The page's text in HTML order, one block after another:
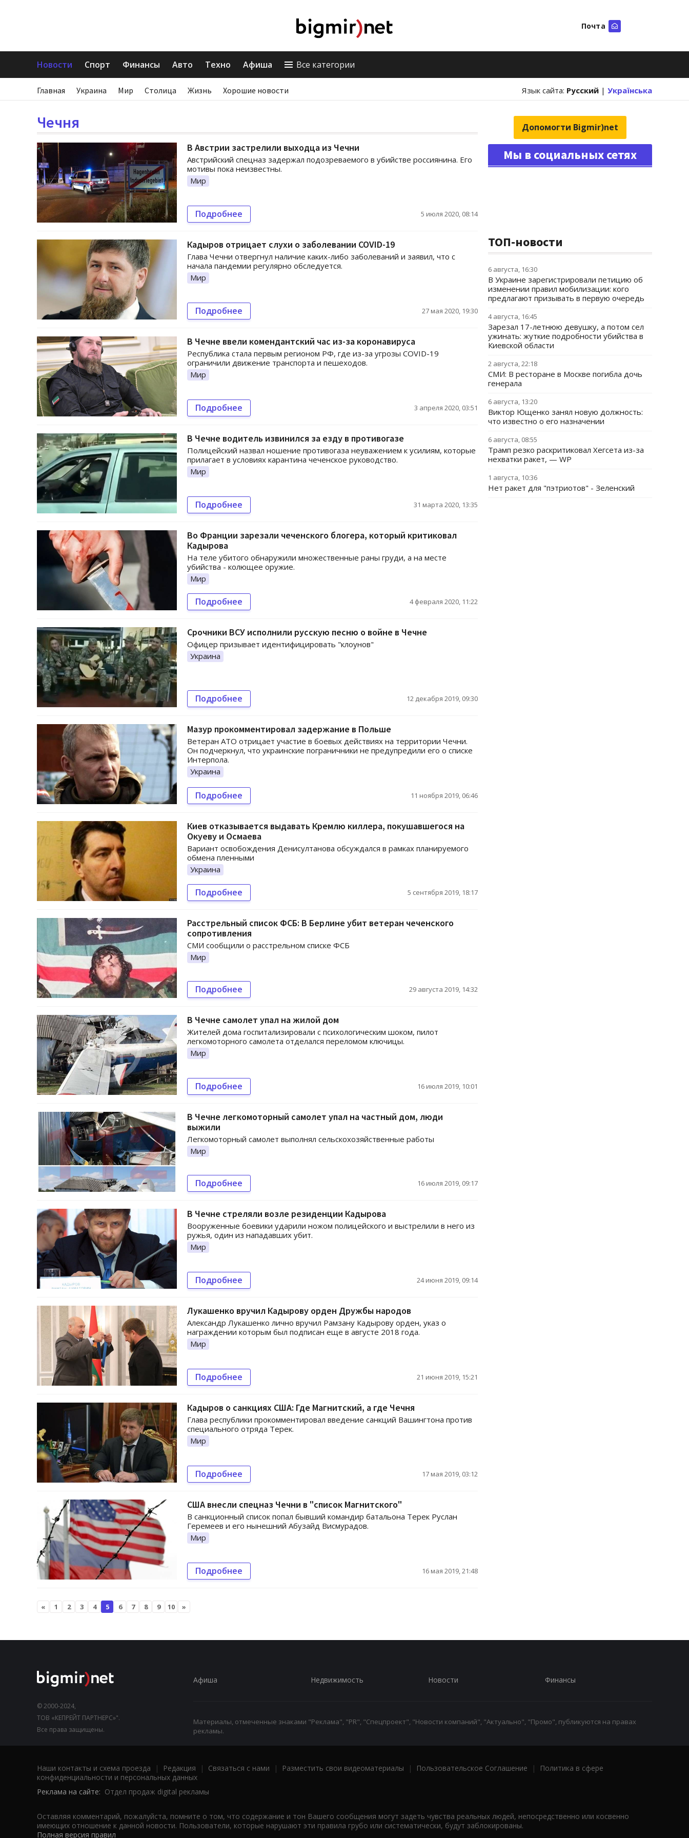
Почта
Новости Спорт Финансы Авто Техно Афиша Все категории
Главная Украина Мир Столица Жизнь Хорошие новости Язык сайта: Русский | Українська
Чечня
В Австрии застрелили выходца из Чечни
Австрийский спецназ задержал подозреваемого в убийстве россиянина. Его
мотивы пока неизвестны.
Мир
Подробнее 5 июля 2020, 08:14
Кадыров отрицает слухи о заболевании COVID-19
Глава Чечни отвергнул наличие каких-либо заболеваний и заявил, что с
начала пандемии регулярно обследуется.
Мир
Подробнее 27 мая 2020, 19:30
В Чечне ввели комендантский час из-за коронавируса
Республика стала первым регионом РФ, где из-за угрозы COVID-19
ограничили движение транспорта и пешеходов.
Мир
Подробнее 3 апреля 2020, 03:51
В Чечне водитель извинился за езду в противогазе
Полицейский назвал ношение противогаза неуважением к усилиям, которые
прилагает в условиях карантина чеченское руководство.
Мир
Подробнее 31 марта 2020, 13:35
Во Франции зарезали чеченского блогера, который критиковал
Кадырова
На теле убитого обнаружили множественные раны груди, а на месте
убийства - колющее оружие.
Мир
Подробнее 4 февраля 2020, 11:22
Срочники ВСУ исполнили русскую песню о войне в Чечне
Офицер призывает идентифицировать "клоунов"
Украина
Подробнее 12 декабря 2019, 09:30
Мазур прокомментировал задержание в Польше
Ветеран АТО отрицает участие в боевых действиях на территории Чечни.
Он подчеркнул, что украинские пограничники не предупредили его о списке
Интерпола.
Украина
Подробнее 11 ноября 2019, 06:46
Киев отказывается выдавать Кремлю киллера, покушавшегося на
Окуеву и Осмаева
Вариант освобождения Денисултанова обсуждался в рамках планируемого
обмена пленными
Украина
Подробнее 5 сентября 2019, 18:17
Расстрельный список ФСБ: В Берлине убит ветеран чеченского
сопротивления
СМИ сообщили о расстрельном списке ФСБ
Мир
Подробнее 29 августа 2019, 14:32
В Чечне самолет упал на жилой дом
Жителей дома госпитализировали с психологическим шоком, пилот
легкомоторного самолета отделался переломом ключицы.
Мир
Подробнее 16 июля 2019, 10:01
В Чечне легкомоторный самолет упал на частный дом, люди
выжили
Легкомоторный самолет выполнял сельскохозяйственные работы
Мир
Подробнее 16 июля 2019, 09:17
В Чечне стреляли возле резиденции Кадырова
Вооруженные боевики ударили ножом полицейского и выстрелили в него из
ружья, один из нападавших убит.
Мир
Подробнее 24 июня 2019, 09:14
Лукашенко вручил Кадырову орден Дружбы народов
Александр Лукашенко лично вручил Рамзану Кадырову орден, указ о
награждении которым был подписан еще в августе 2018 года.
Мир
Подробнее 21 июня 2019, 15:21
Кадыров о санкциях США: Где Магнитский, а где Чечня
Глава республики прокомментировал введение санкций Вашингтона против
специального отряда Терек.
Мир
Подробнее 17 мая 2019, 03:12
США внесли спецназ Чечни в "список Магнитского"
В санкционный список попал бывший командир батальона Терек Руслан
Геремеев и его нынешний Абузайд Висмурадов.
Мир
Подробнее 16 мая 2019, 21:48
« 1 2 3 4 5 6 7 8 9 10 »
Допомогти Bigmir)net
Мы в социальных сетях
ТОП-новости
6 августа, 16:30
В Украине зарегистрировали петицию об
изменении правил мобилизации: кого
предлагают призывать в первую очередь
4 августа, 16:45
Зарезал 17-летнюю девушку, а потом сел
ужинать: жуткие подробности убийства в
Киевской области
2 августа, 22:18
СМИ: В ресторане в Москве погибла дочь
генерала
6 августа, 13:20
Виктор Ющенко занял новую должность:
что известно о его назначении
6 августа, 08:55
Трамп резко раскритиковал Хегсета из-за
нехватки ракет, — WP
1 августа, 10:36
Нет ракет для "пэтриотов" - Зеленский
© 2000-2024,
ТОВ «КЕПРЕЙТ ПАРТНЕРС»".
Все права защищены.
Афиша Недвижимость Новости Финансы
Материалы, отмеченные знаками "Реклама", "PR", "Спецпроект", "Новости компаний", "Актуально", "Промо", публикуются на правах
рекламы.
Наши контакты и схема проезда | Редакция | Связаться с нами | Разместить свои видеоматериалы | Пользовательское Соглашение |
Политика в сфере
конфиденциальности и персональных данных
Реклама на сайте: Отдел продаж digital рекламы
Оставляя комментарий, пожалуйста, помните о том, что содержание и тон Вашего сообщения могут задеть чувства реальных людей, непосредственно или косвенно
имеющих отношение к данной новости. Пользователи, которые нарушают эти правила грубо или систематически, будут заблокированы.
Полная версия правил